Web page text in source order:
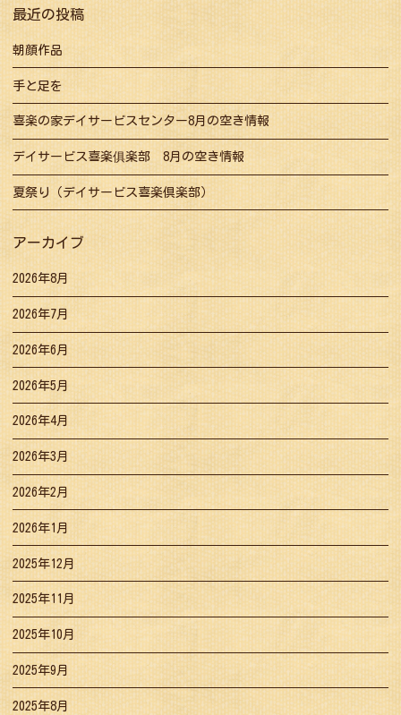
ン
最近の投稿
朝顔作品
手と足を
喜楽の家デイサービスセンター8月の空き情報
デイサービス喜楽俱楽部 8月の空き情報
夏祭り（デイサービス喜楽倶楽部）
アーカイブ
2026年8月
2026年7月
2026年6月
2026年5月
2026年4月
2026年3月
2026年2月
2026年1月
2025年12月
2025年11月
2025年10月
2025年9月
2025年8月